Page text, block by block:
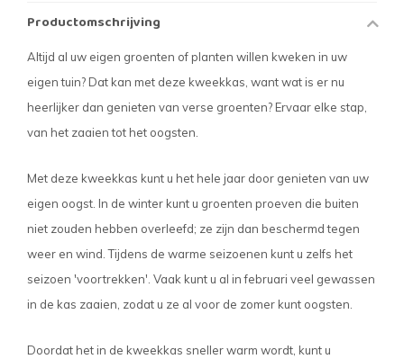
Productomschrijving
Altijd al uw eigen groenten of planten willen kweken in uw
eigen tuin? Dat kan met deze kweekkas, want wat is er nu
heerlijker dan genieten van verse groenten? Ervaar elke stap,
van het zaaien tot het oogsten.
Met deze kweekkas kunt u het hele jaar door genieten van uw
eigen oogst. In de winter kunt u groenten proeven die buiten
niet zouden hebben overleefd; ze zijn dan beschermd tegen
weer en wind. Tijdens de warme seizoenen kunt u zelfs het
seizoen 'voortrekken'. Vaak kunt u al in februari veel gewassen
in de kas zaaien, zodat u ze al voor de zomer kunt oogsten.
Doordat het in de kweekkas sneller warm wordt, kunt u